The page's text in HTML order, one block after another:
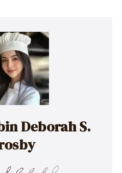
Deborah S.